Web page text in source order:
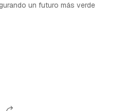
un futuro más verde